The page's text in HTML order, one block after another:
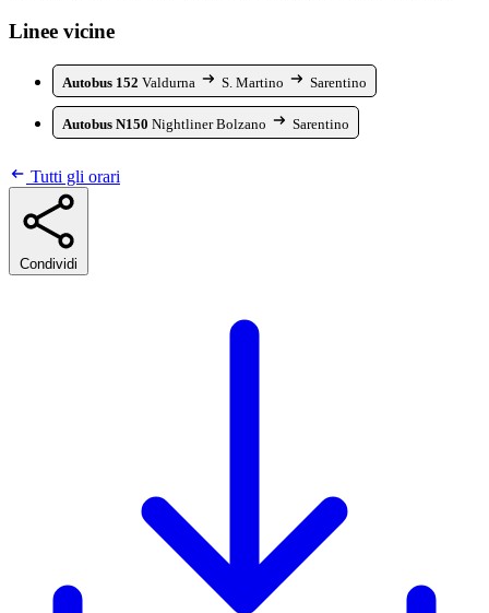
Linee vicine
Autobus 152 Valdurna S. Martino Sarentino
Autobus N150 Nightliner Bolzano Sarentino
Tutti gli orari
Condividi